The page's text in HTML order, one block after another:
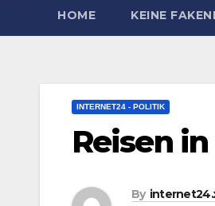
HOME KEINE
INTERNET24 - POLITIK
Reisen
By